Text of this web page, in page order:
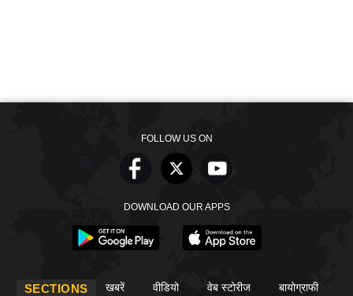
FOLLOW US ON
DOWNLOAD OUR APPS
SECTIONS खबरें वीडियो वेब स्टोरीज बायोग्राफी